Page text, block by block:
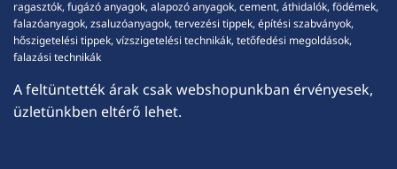
ragasztók, fugázó anyagok, alapozó anyagok, cement, áthidalók, födémek,
falazóanyagok, zsaluzóanyagok, tervezési tippek, építési szabványok,
hőszigetelési tippek, vízszigetelési technikák, tetőfedési megoldások,
falazási technikák
A feltüntették árak csak webshopunkban érvényesek,
üzletünkben eltérő lehet.